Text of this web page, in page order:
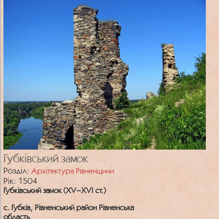
Губківський замок
Розділ: Архітектура Рівненщини
Рік: 1504
Губківський замок (XV–XVI ст.)
с. Губків, Рівненський район Рівненська
область